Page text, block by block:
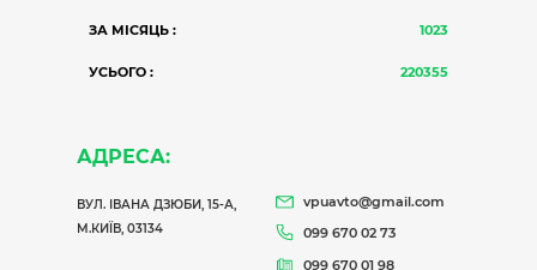
ЗА МІСЯЦЬ : 1023
УСЬОГО : 220355
АДРЕСА:
ВУЛ. ІВАНА ДЗЮБИ, 15-А,
М.КИЇВ, 03134
vpuavto@gmail.com
099 670 02 73
099 670 01 98